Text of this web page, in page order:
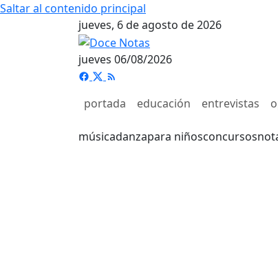
Saltar al contenido principal
jueves, 6 de agosto de 2026
jueves 06/08/2026
portada educación entrevistas
músicadanzapara niñosconcursos